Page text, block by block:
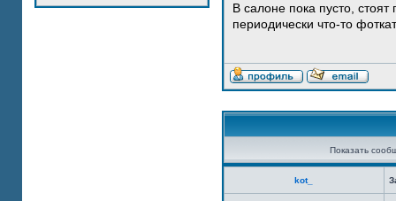
В салоне пока пусто,
периодически что-то
Показать
kot_